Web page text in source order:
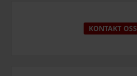
KONTAKT OSS